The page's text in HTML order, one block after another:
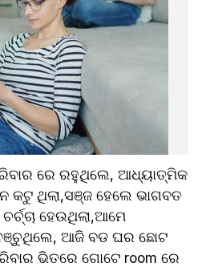
ରେ ରହୁଥିଲେ, ଆଧ୍ୟାତ୍ମିକ
କଟୁ ଥିଲା,ସଞ୍ଜ ହେଲେ ଭାଗବତ
ହେଉଥିଲା,ଆମେ
ଆଜି ବଡ ଘର ଛୋଟ
ଭିତରେ ଗୋଟେ room ରେ